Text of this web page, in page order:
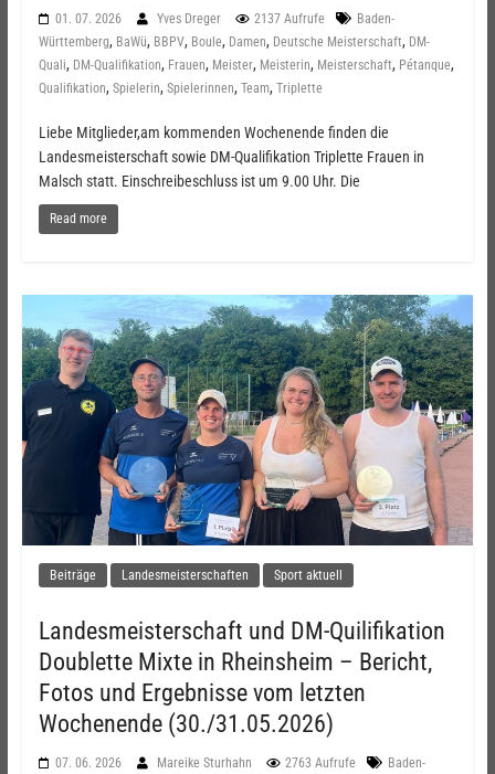
01. 07. 2026 Yves Dreger 2137 Aufrufe
Baden-
Württemberg, BaWü, BBPV, Boule, Damen, Deutsche Meisterschaft, DM-
Quali, DM-Qualifikation, Frauen, Meister, Meisterin, Meisterschaft, Pétanque,
Qualifikation, Spielerin, Spielerinnen, Team, Triplette
Liebe Mitglieder,am kommenden Wochenende finden die
Landesmeisterschaft sowie DM-Qualifikation Triplette Frauen in
Malsch statt. Einschreibeschluss ist um 9.00 Uhr. Die
Read more
Beiträge Landesmeisterschaften Sport aktuell
Landesmeisterschaft und DM-Quilifikation
Doublette Mixte in Rheinsheim – Bericht,
Fotos und Ergebnisse vom letzten
Wochenende (30./31.05.2026)
07. 06. 2026 Mareike Sturhahn 2763 Aufrufe
Baden-